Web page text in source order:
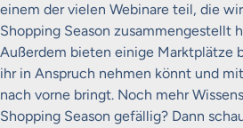
einem der vielen Webinare teil, die
Shopping Season zusammengestellt
Außerdem bieten einige Marktplätze
ihr in Anspruch nehmen könnt und
nach vorne bringt. Noch mehr
Shopping Season gefällig? Dann